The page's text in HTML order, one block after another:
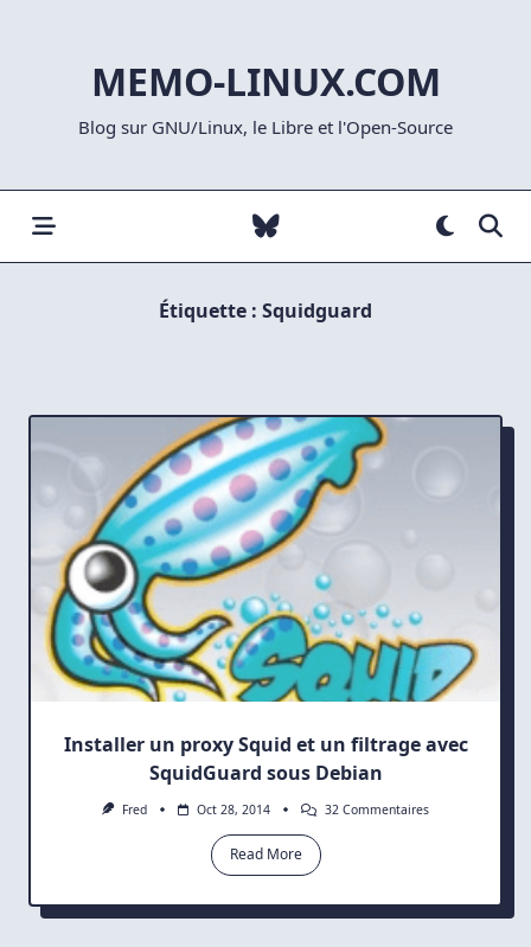
MEMO-LINUX.COM
Blog sur GNU/Linux, le Libre et l'Open-Source
Étiquette : Squidguard
Installer un proxy Squid et un filtrage avec
SquidGuard sous Debian
Fred Oct 28, 2014 32 CommentairesSur
Un
Read More